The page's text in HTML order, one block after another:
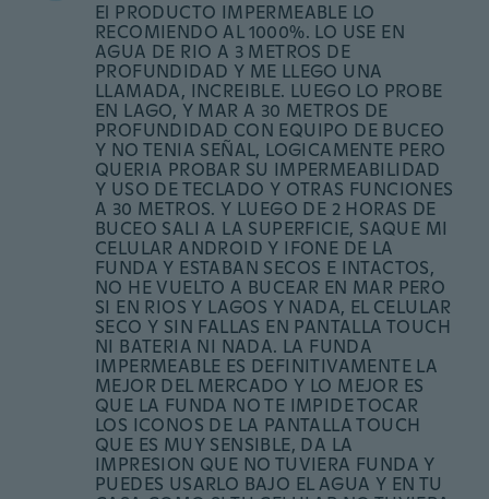
El PRODUCTO IMPERMEABLE LO
RECOMIENDO AL 1000%. LO USE EN
AGUA DE RIO A 3 METROS DE
PROFUNDIDAD Y ME LLEGO UNA
LLAMADA, INCREIBLE. LUEGO LO PROBE
EN LAGO, Y MAR A 30 METROS DE
PROFUNDIDAD CON EQUIPO DE BUCEO
Y NO TENIA SEÑAL, LOGICAMENTE PERO
QUERIA PROBAR SU IMPERMEABILIDAD
Y USO DE TECLADO Y OTRAS FUNCIONES
A 30 METROS. Y LUEGO DE 2 HORAS DE
BUCEO SALI A LA SUPERFICIE, SAQUE MI
CELULAR ANDROID Y IFONE DE LA
FUNDA Y ESTABAN SECOS E INTACTOS,
NO HE VUELTO A BUCEAR EN MAR PERO
SI EN RIOS Y LAGOS Y NADA, EL CELULAR
SECO Y SIN FALLAS EN PANTALLA TOUCH
NI BATERIA NI NADA. LA FUNDA
IMPERMEABLE ES DEFINITIVAMENTE LA
MEJOR DEL MERCADO Y LO MEJOR ES
QUE LA FUNDA NO TE IMPIDE TOCAR
LOS ICONOS DE LA PANTALLA TOUCH
QUE ES MUY SENSIBLE, DA LA
IMPRESION QUE NO TUVIERA FUNDA Y
PUEDES USARLO BAJO EL AGUA Y EN TU